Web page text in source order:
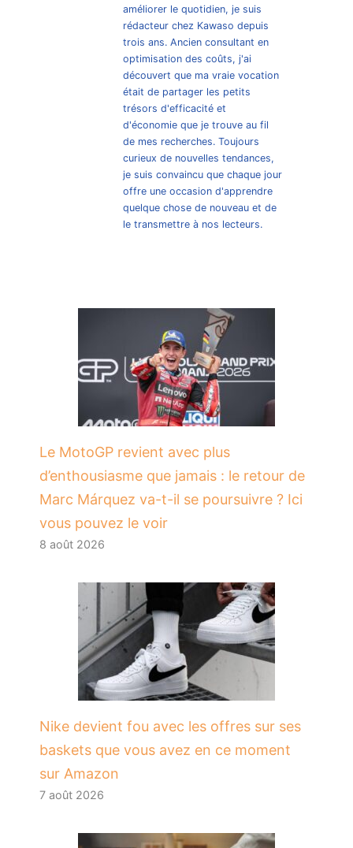
améliorer le quotidien, je suis
rédacteur chez Kawaso depuis
trois ans. Ancien consultant en
optimisation des coûts, j'ai
découvert que ma vraie vocation
était de partager les petits
trésors d'efficacité et
d'économie que je trouve au fil
de mes recherches. Toujours
curieux de nouvelles tendances,
je suis convaincu que chaque jour
offre une occasion d'apprendre
quelque chose de nouveau et de
le transmettre à nos lecteurs.
Le MotoGP revient avec plus
d’enthousiasme que jamais : le retour de
Marc Márquez va-t-il se poursuivre ? Ici
vous pouvez le voir
8 août 2026
Nike devient fou avec les offres sur ses
baskets que vous avez en ce moment
sur Amazon
7 août 2026